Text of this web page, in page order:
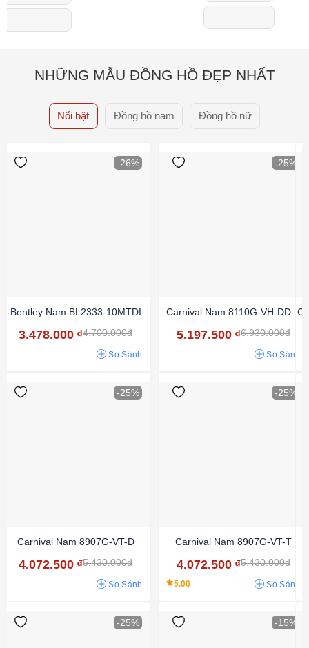
NHỮNG MẪU ĐỒNG HỒ ĐẸP NHẤT
Nổi bật Đồng hồ nam Đồng hồ nữ
-26%
Bentley Nam BL2333-10MTDI
3.478.000 ₫4.700.000đ
So Sánh
-25%
Carnival Nam 8110G-VH-DD-N
5.197.500 ₫6.930.000đ
So Sánh
-25%
Carnival Nam 8907G-VT-D
4.072.500 ₫5.430.000đ
So Sánh
-25%
Carnival Nam 8907G-VT-T
4.072.500 ₫5.430.000đ
5.00 So Sánh
-25% -15%